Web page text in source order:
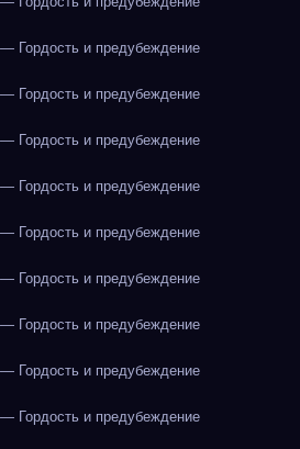
Гордость и предубеждение
Гордость и предубеждение
Гордость и предубеждение
Гордость и предубеждение
Гордость и предубеждение
Гордость и предубеждение
Гордость и предубеждение
Гордость и предубеждение
Гордость и предубеждение